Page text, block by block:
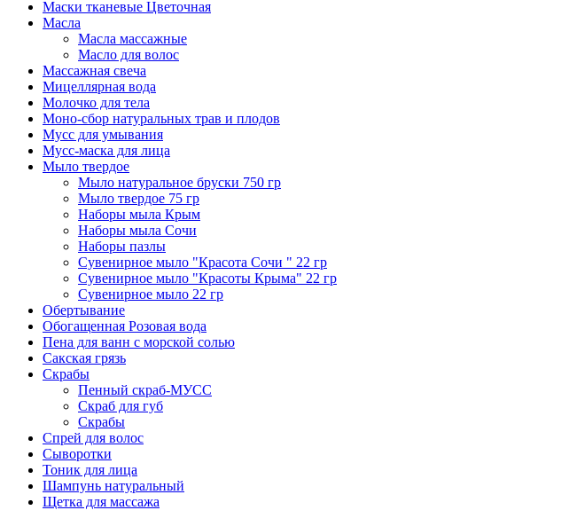
Маски тканевые Цветочная
Масла
Масла массажные
Масло для волос
Массажная свеча
Мицеллярная вода
Молочко для тела
Моно-сбор натуральных трав и плодов
Мусс для умывания
Мусс-маска для лица
Мыло твердое
Мыло натуральное бруски 750 гр
Мыло твердое 75 гр
Наборы мыла Крым
Наборы мыла Сочи
Наборы пазлы
Сувенирное мыло "Красота Сочи " 22 гр
Сувенирное мыло "Красоты Крыма" 22 гр
Сувенирное мыло 22 гр
Обертывание
Обогащенная Розовая вода
Пена для ванн с морской солью
Сакская грязь
Скрабы
Пенный скраб-МУСС
Скраб для губ
Скрабы
Спрей для волос
Сыворотки
Тоник для лица
Шампунь натуральный
Щетка для массажа